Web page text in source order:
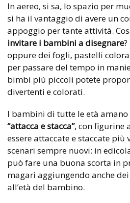
In aereo, si sa, lo spazio per
si ha il vantaggio di avere un
appoggio per tante attività.
invitare i bambini a disegnare
oppure dei fogli, pastelli
per passare del tempo in
bimbi più piccoli potete
divertenti e colorati.
I bambini di tutte le età amano
“attacca e stacca”, con figurine
essere attaccate e staccate più
scenari sempre nuovi: in
può fare una buona scorta in
magari aggiungendo anche dei
all’età del bambino.